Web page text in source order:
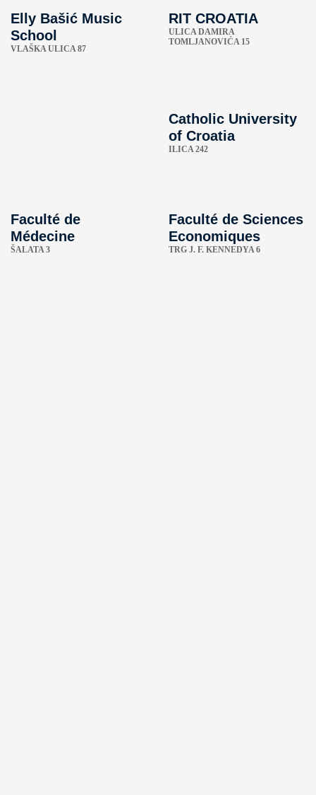
Elly Bašić Music
School
VLAŠKA ULICA 87
RIT CROATIA
ULICA DAMIRA
TOMLJANOVIĆA 15
Catholic University
of Croatia
ILICA 242
Faculté de
Médecine
ŠALATA 3
Faculté de Sciences
Economiques
TRG J. F. KENNEDYA 6